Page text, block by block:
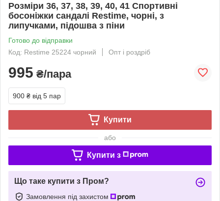
Розміри 36, 37, 38, 39, 40, 41 Спортивні
босоніжки сандалі Restime, чорні, з
липучками, підошва з піни
Готово до відправки
Код: Restime 25224 чорний
Опт і роздріб
995 ₴/пара
900 ₴ від 5 пар
Купити
або
Купити з
Що таке купити з Пром?
Замовлення під захистом